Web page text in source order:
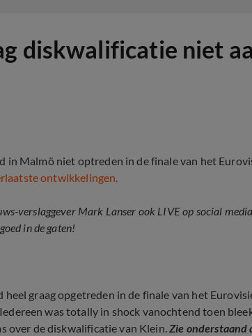
diskwalificatie niet
in Malmö niet optreden in de finale van het
ontwikkelingen.
verslaggever Mark Lanser ook LIVE op social
in de gaten!
heel graag opgetreden in de finale van het
was totally in shock vanochtend toen
over de diskwalificatie van Klein.Zie onderstaand